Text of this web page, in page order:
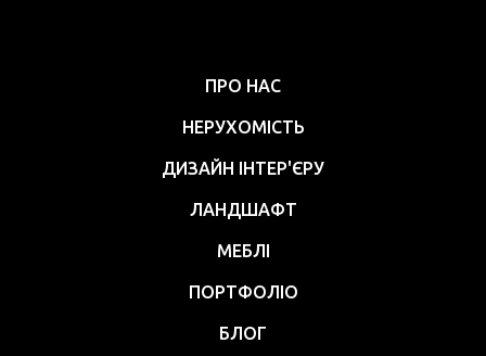
ПРО НАС
НЕРУХОМІСТЬ
ДИЗАЙН ІНТЕР'ЄРУ
ЛАНДШАФТ
МЕБЛІ
ПОРТФОЛІО
БЛОГ